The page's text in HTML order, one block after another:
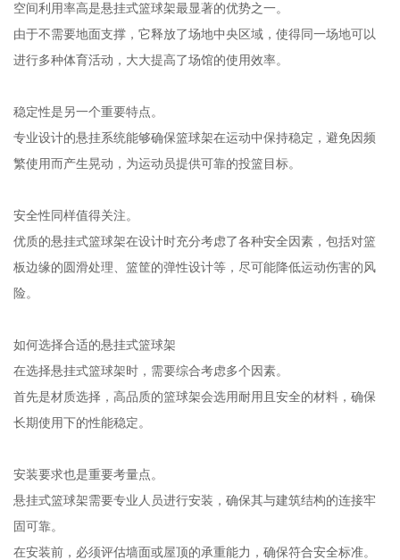
空间利用率高是悬挂式篮球架最显著的优势之一。
由于不需要地面支撑，它释放了场地中央区域，使得同一场地可以
进行多种体育活动，大大提高了场馆的使用效率。
稳定性是另一个重要特点。
专业设计的悬挂系统能够确保篮球架在运动中保持稳定，避免因频
繁使用而产生晃动，为运动员提供可靠的投篮目标。
安全性同样值得关注。
优质的悬挂式篮球架在设计时充分考虑了各种安全因素，包括对篮
板边缘的圆滑处理、篮筐的弹性设计等，尽可能降低运动伤害的风
险。
如何选择合适的悬挂式篮球架
在选择悬挂式篮球架时，需要综合考虑多个因素。
首先是材质选择，高品质的篮球架会选用耐用且安全的材料，确保
长期使用下的性能稳定。
安装要求也是重要考量点。
悬挂式篮球架需要专业人员进行安装，确保其与建筑结构的连接牢
固可靠。
在安装前，必须评估墙面或屋顶的承重能力，确保符合安全标准。